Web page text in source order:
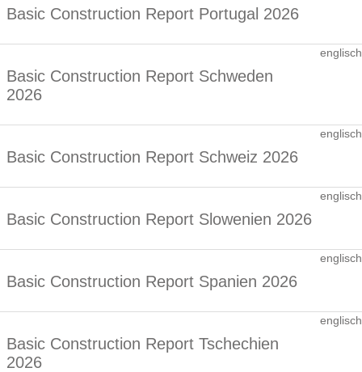
Basic Construction Report Portugal 2026
Basic Construction Report Schweden
2026
englisch
Basic Construction Report Schweiz 2026
englisch
Basic Construction Report Slowenien 2026
englisch
Basic Construction Report Spanien 2026
englisch
Basic Construction Report Tschechien
2026
englisch